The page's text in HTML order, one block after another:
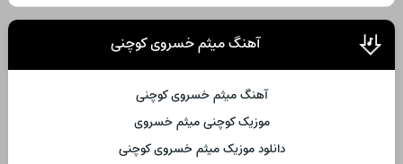
آهنگ میثم خسروی کوچنی
آهنگ میثم خسروی کوچنی
موزیک کوچنی میثم خسروی
دانلود موزیک میثم خسروی کوچنی